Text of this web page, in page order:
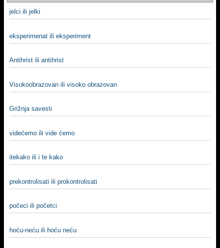
jelci ili jelki
eksperimenat ili eksperiment
Antihrist ili antihrist
Visokoobrazovan ili visoko obrazovan
Grižnja savesti
videćemo ili vide ćemo
itekako ili i te kako
prekontrolisati ili prokontrolisati
počeci ili početci
hoću-neću ili hoću neću